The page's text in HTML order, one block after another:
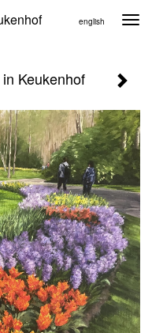
english
Keukenhof